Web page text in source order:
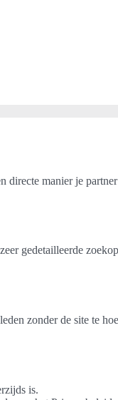
directe manier je
gedetailleerde
zonder de site te
is.